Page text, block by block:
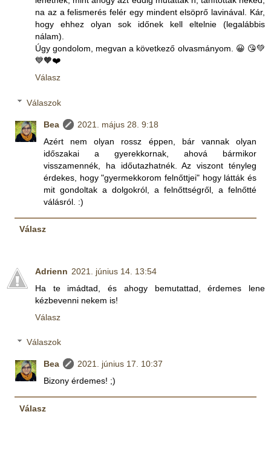
na az a felismerés felér egy mindent elsöprő lavinával. Kár,
hogy ehhez olyan sok időnek kell eltelnie (legalábbis
nálam).
Úgy gondolom, megvan a következő olvasmányom. 😀 😘💚
💙🧡❤️
Válasz
Válaszok
Bea
2021. május 28. 9:18
Azért nem olyan rossz éppen, bár vannak olyan
időszakai a gyerekkornak, ahová bármikor
visszamennék, ha időutazhatnék. Az viszont tényleg
érdekes, hogy "gyermekkorom felnőttjei" hogy látták és
mit gondoltak a dolgokról, a felnőttségről, a felnőtté
válásról. :)
Válasz
Adrienn 2021. június 14. 13:54
Ha te imádtad, és ahogy bemutattad, érdemes lene
kézbevenni nekem is!
Válasz
Válaszok
Bea
2021. június 17. 10:37
Bizony érdemes! ;)
Válasz